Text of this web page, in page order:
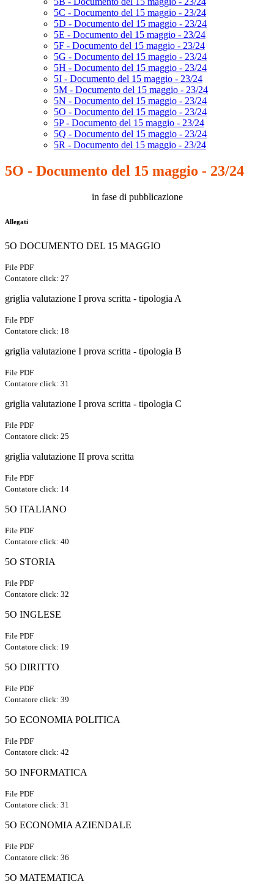
5C - Documento del 15 maggio - 23/24
5D - Documento del 15 maggio - 23/24
5E - Documento del 15 maggio - 23/24
5F - Documento del 15 maggio - 23/24
5G - Documento del 15 maggio - 23/24
5H - Documento del 15 maggio - 23/24
5I - Documento del 15 maggio - 23/24
5M - Documento del 15 maggio - 23/24
5N - Documento del 15 maggio - 23/24
5O - Documento del 15 maggio - 23/24
5P - Documento del 15 maggio - 23/24
5Q - Documento del 15 maggio - 23/24
5R - Documento del 15 maggio - 23/24
5O - Documento del 15 maggio - 23/24
in fase di pubblicazione
Allegati
5O DOCUMENTO DEL 15 MAGGIO
File PDF
Contatore click: 27
griglia valutazione I prova scritta - tipologia A
File PDF
Contatore click: 18
griglia valutazione I prova scritta - tipologia B
File PDF
Contatore click: 31
griglia valutazione I prova scritta - tipologia C
File PDF
Contatore click: 25
griglia valutazione II prova scritta
File PDF
Contatore click: 14
5O ITALIANO
File PDF
Contatore click: 40
5O STORIA
File PDF
Contatore click: 32
5O INGLESE
File PDF
Contatore click: 19
5O DIRITTO
File PDF
Contatore click: 39
5O ECONOMIA POLITICA
File PDF
Contatore click: 42
5O INFORMATICA
File PDF
Contatore click: 31
5O ECONOMIA AZIENDALE
File PDF
Contatore click: 36
5O MATEMATICA